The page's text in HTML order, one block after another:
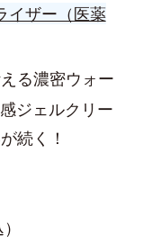
イザー（医薬
る濃密ウォー
ジェルクリー
続く！